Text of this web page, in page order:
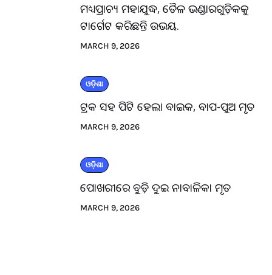
ମଧ୍ୟପ୍ରାଚ୍ୟ ମହାଯୁଦ୍ଧ, ତୈଳ ଭଣ୍ଡାରଗୁଡ଼ିକକୁ
ଟାର୍ଗେଟ କରିଛନ୍ତି ଉଭୟ.
MARCH 9, 2026
ଓଡ଼ିଶା
ଟ୍ରକ ସହ ପିଟି ହେଲା ବାଇକ, ବାପ-ପୁଅ ମୃତ
MARCH 9, 2026
ଓଡ଼ିଶା
ପୋଖରୀରେ ବୁଡ଼ି ଦୁଇ ନାବାଳିକା ମୃତ
MARCH 9, 2026